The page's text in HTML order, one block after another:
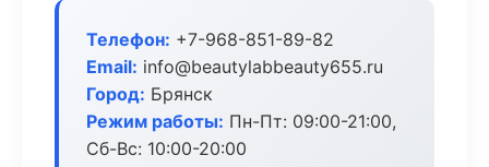
Телефон: +7-968-851-89-82
Email: info@beautylabbeauty655.ru
Город: Брянск
Режим работы: Пн-Пт: 09:00-21:00,
Сб-Вс: 10:00-20:00